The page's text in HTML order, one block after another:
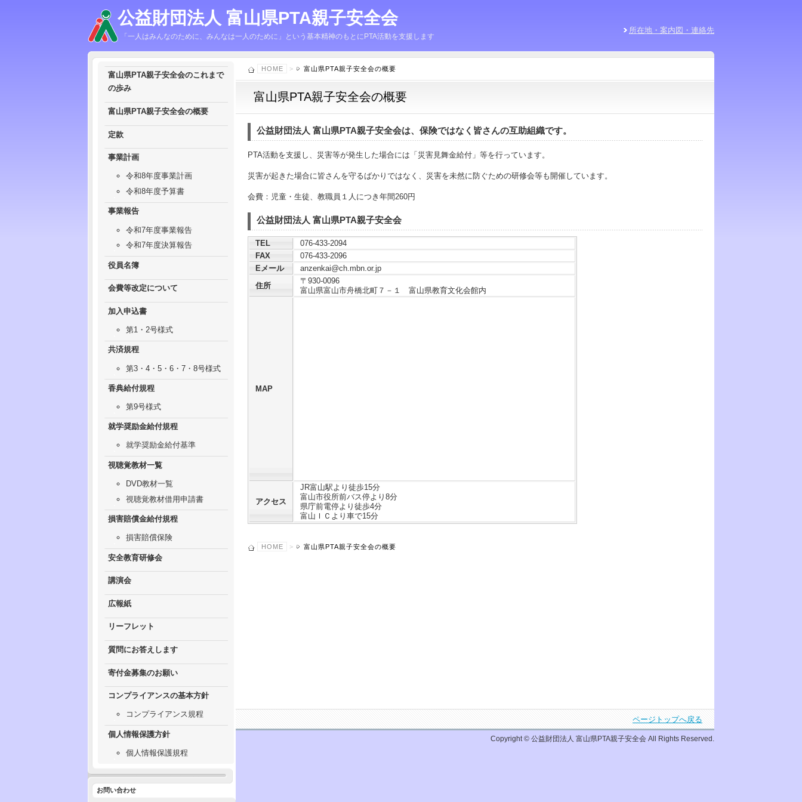
所在地・案内図・連絡先
公益財団法人 富山県PTA親子安全会
「一人はみんなのために、みんなは一人のために」という基本精神のもとにPTA活動を支援します
HOME > 富山県PTA親子安全会の概要
富山県PTA親子安全会の概要
公益財団法人 富山県PTA親子安全会は、保険ではなく皆さんの互助組織です。
PTA活動を支援し、災害等が発生した場合には「災害見舞金給付」等を行っています。
災害が起きた場合に皆さんを守るばかりではなく、災害を未然に防ぐための研修会等も開催しています。
会費：児童・生徒、教職員１人につき年間260円
公益財団法人 富山県PTA親子安全会
TEL
076-433-2094
FAX
076-433-2096
Eメール
anzenkai@ch.mbn.or.jp
住所
〒930-0096
富山県富山市舟橋北町７－１ 富山県教育文化会館内
MAP
アクセス
JR富山駅より徒歩15分
富山市役所前バス停より8分
県庁前電停より徒歩4分
富山ＩＣより車で15分
HOME > 富山県PTA親子安全会の概要
富山県PTA親子安全会のこれまで
の歩み
富山県PTA親子安全会の概要
定款
事業計画
令和8年度事業計画
令和8年度予算書
事業報告
令和7年度事業報告
令和7年度決算報告
役員名簿
会費等改定について
加入申込書
第1・2号様式
共済規程
第3・4・5・6・7・8号様式
香典給付規程
第9号様式
就学奨励金給付規程
就学奨励金給付基準
視聴覚教材一覧
DVD教材一覧
視聴覚教材借用申請書
損害賠償金給付規程
損害賠償保険
安全教育研修会
講演会
広報紙
リーフレット
質問にお答えします
寄付金募集のお願い
コンプライアンスの基本方針
コンプライアンス規程
個人情報保護方針
個人情報保護規程
お問い合わせ
ページトップへ戻る
Copyright © 公益財団法人 富山県PTA親子安全会 All Rights Reserved.